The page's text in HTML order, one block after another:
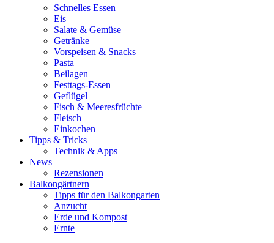
Schnelles Essen
Eis
Salate & Gemüse
Getränke
Vorspeisen & Snacks
Pasta
Beilagen
Festtags-Essen
Geflügel
Fisch & Meeresfrüchte
Fleisch
Einkochen
Tipps & Tricks
Technik & Apps
News
Rezensionen
Balkongärtnern
Tipps für den Balkongarten
Anzucht
Erde und Kompost
Ernte